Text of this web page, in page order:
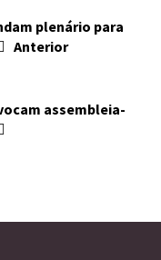
plenário para
Anterior
assembleia-